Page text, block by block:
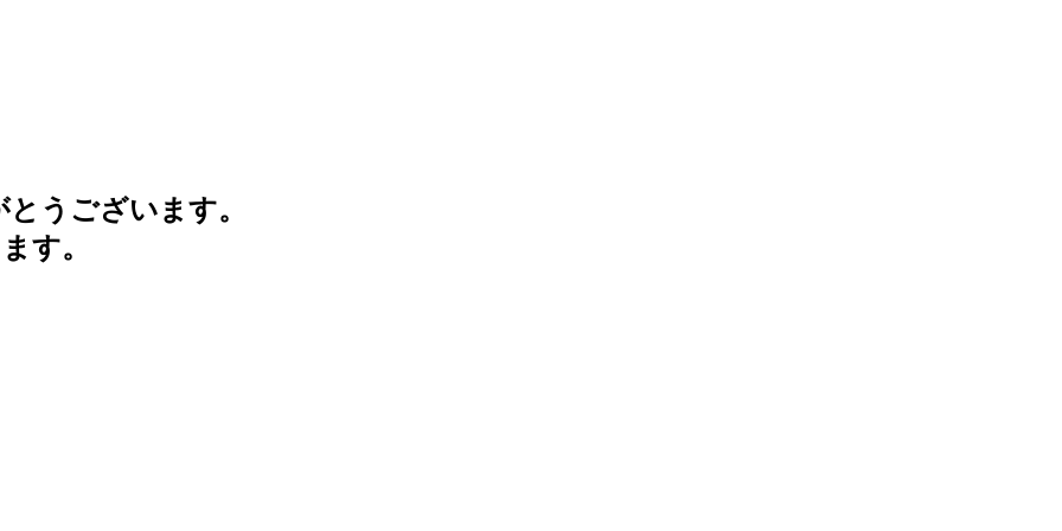
うございます。
す。